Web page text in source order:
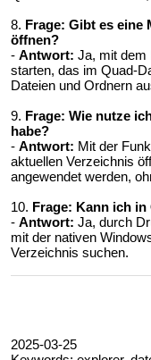
8. Frage: Gibt es eine
öffnen?
- Antwort: Ja, mit dem
starten, das im Quad-
Dateien und Ordnern
9. Frage: Wie nutze
habe?
- Antwort: Mit der
aktuellen Verzeichnis
angewendet werden,
10. Frage: Kann ich in
- Antwort: Ja, durch
mit der nativen
Verzeichnis suchen.
2025-03-25